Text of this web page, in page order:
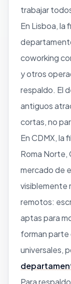
trabajar
En Lisboa, la
coworking
y otros
respaldo. El
antiguos
cortas, no
En CDMX, la
Roma Norte,
mercado de
visiblemente
remotos:
aptas para
forman parte
universales,